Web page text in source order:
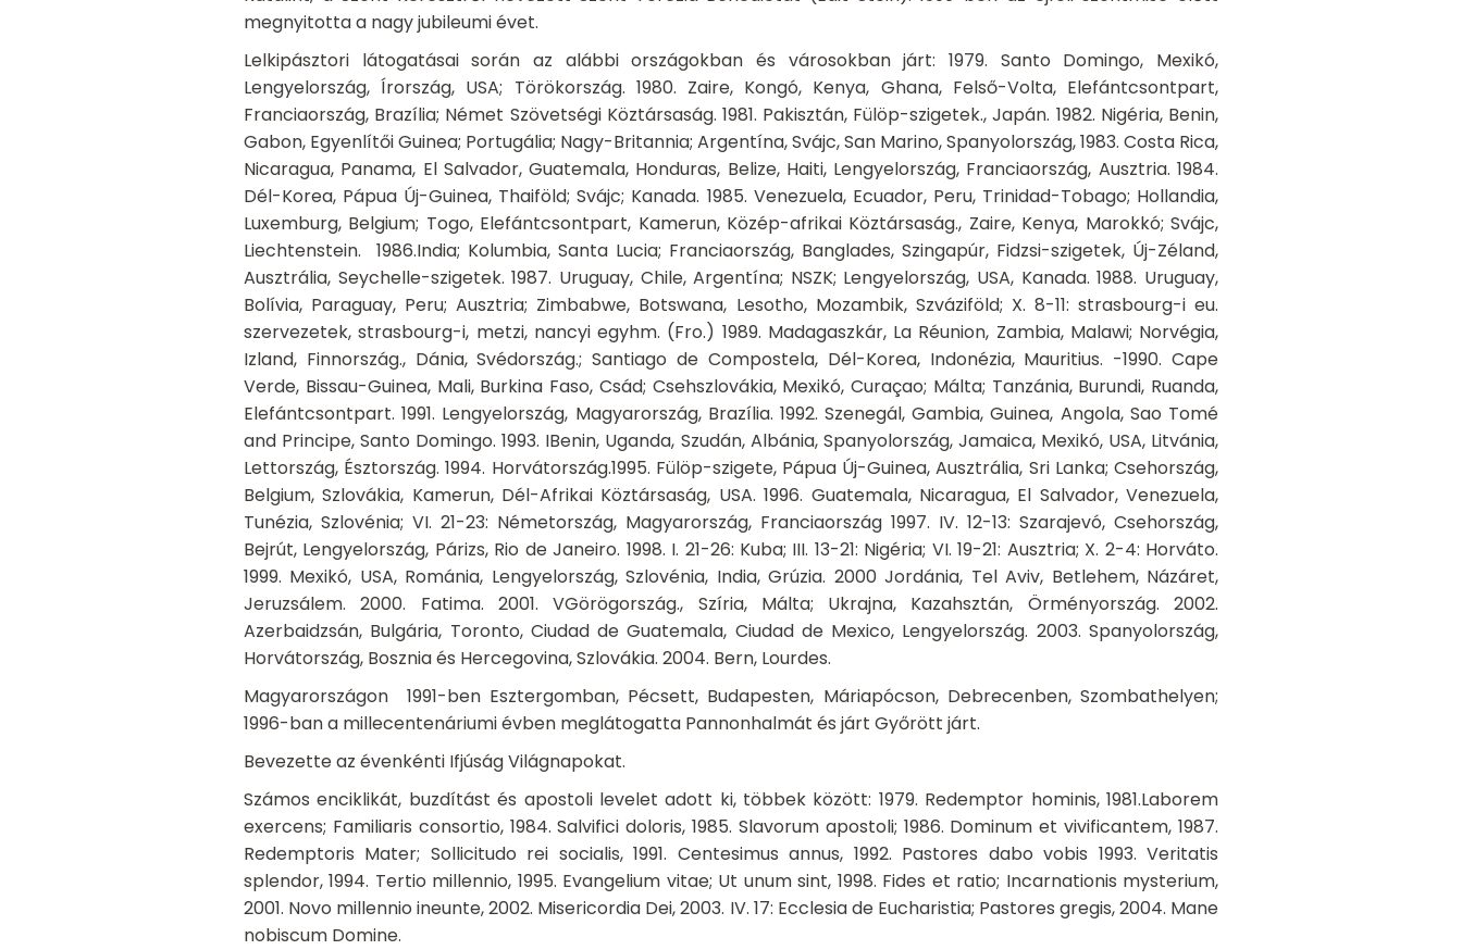
megnyitotta a nagy jubileumi évet.
Lelkipásztori látogatásai során az alábbi országokban és városokban járt: 1979. Santo Domingo, Mexikó,
Lengyelország, Írország, USA; Törökország. 1980. Zaire, Kongó, Kenya, Ghana, Felső-Volta, Elefántcsontpart,
Franciaország, Brazília; Német Szövetségi Köztársaság. 1981. Pakisztán, Fülöp-szigetek., Japán. 1982. Nigéria, Benin,
Gabon, Egyenlítői Guinea; Portugália; Nagy-Britannia; Argentína, Svájc, San Marino, Spanyolország, 1983. Costa Rica,
Nicaragua, Panama, El Salvador, Guatemala, Honduras, Belize, Haiti, Lengyelország, Franciaország, Ausztria. 1984.
Dél-Korea, Pápua Új-Guinea, Thaiföld; Svájc; Kanada. 1985. Venezuela, Ecuador, Peru, Trinidad-Tobago; Hollandia,
Luxemburg, Belgium; Togo, Elefántcsontpart, Kamerun, Közép-afrikai Köztársaság., Zaire, Kenya, Marokkó; Svájc,
Liechtenstein. 1986.India; Kolumbia, Santa Lucia; Franciaország, Banglades, Szingapúr, Fidzsi-szigetek, Új-Zéland,
Ausztrália, Seychelle-szigetek. 1987. Uruguay, Chile, Argentína; NSZK; Lengyelország, USA, Kanada. 1988. Uruguay,
Bolívia, Paraguay, Peru; Ausztria; Zimbabwe, Botswana, Lesotho, Mozambik, Szváziföld; X. 8-11: strasbourg-i eu.
szervezetek, strasbourg-i, metzi, nancyi egyhm. (Fro.) 1989. Madagaszkár, La Réunion, Zambia, Malawi; Norvégia,
Izland, Finnország., Dánia, Svédország.; Santiago de Compostela, Dél-Korea, Indonézia, Mauritius. -1990. Cape
Verde, Bissau-Guinea, Mali, Burkina Faso, Csád; Csehszlovákia, Mexikó, Curaçao; Málta; Tanzánia, Burundi, Ruanda,
Elefántcsontpart.1991. Lengyelország, Magyarország, Brazília. 1992. Szenegál, Gambia, Guinea, Angola, Sao Tomé
and Principe, Santo Domingo. 1993. IBenin, Uganda, Szudán, Albánia, Spanyolország, Jamaica, Mexikó, USA, Litvánia,
Lettország, Észtország. 1994. Horvátország.1995. Fülöp-szigete, Pápua Új-Guinea, Ausztrália, Sri Lanka; Csehország,
Belgium, Szlovákia, Kamerun, Dél-Afrikai Köztársaság, USA. 1996. Guatemala, Nicaragua, El Salvador, Venezuela,
Tunézia, Szlovénia; VI. 21-23: Németország, Magyarország, Franciaország 1997. IV. 12-13: Szarajevó, Csehország,
Bejrút, Lengyelország, Párizs, Rio de Janeiro. 1998. I. 21-26: Kuba; III. 13-21: Nigéria; VI. 19-21: Ausztria; X. 2-4: Horváto.
1999. Mexikó, USA, Románia, Lengyelország, Szlovénia, India, Grúzia. 2000 Jordánia, Tel Aviv, Betlehem, Názáret,
Jeruzsálem. 2000. Fatima. 2001. VGörögország., Szíria, Málta; Ukrajna, Kazahsztán, Örményország. 2002.
Azerbaidzsán, Bulgária, Toronto, Ciudad de Guatemala, Ciudad de Mexico, Lengyelország. 2003. Spanyolország,
Horvátország, Bosznia és Hercegovina, Szlovákia. 2004. Bern, Lourdes.
Magyarországon 1991-ben Esztergomban, Pécsett, Budapesten, Máriapócson, Debrecenben, Szombathelyen;
1996-ban a millecentenáriumi évben meglátogatta Pannonhalmát és járt Győrött járt.
Bevezette az évenkénti Ifjúság Világnapokat.
Számos enciklikát, buzdítást és apostoli levelet adott ki, többek között: 1979. Redemptor hominis, 1981.Laborem
exercens; Familiaris consortio, 1984. Salvifici doloris, 1985. Slavorum apostoli; 1986. Dominum et vivificantem, 1987.
Redemptoris Mater; Sollicitudo rei socialis, 1991. Centesimus annus, 1992. Pastores dabo vobis 1993. Veritatis
splendor, 1994. Tertio millennio, 1995. Evangelium vitae; Ut unum sint, 1998. Fides et ratio; Incarnationis mysterium,
2001. Novo millennio ineunte, 2002. Misericordia Dei, 2003. IV. 17: Ecclesia de Eucharistia; Pastores gregis, 2004. Mane
nobiscum Domine.